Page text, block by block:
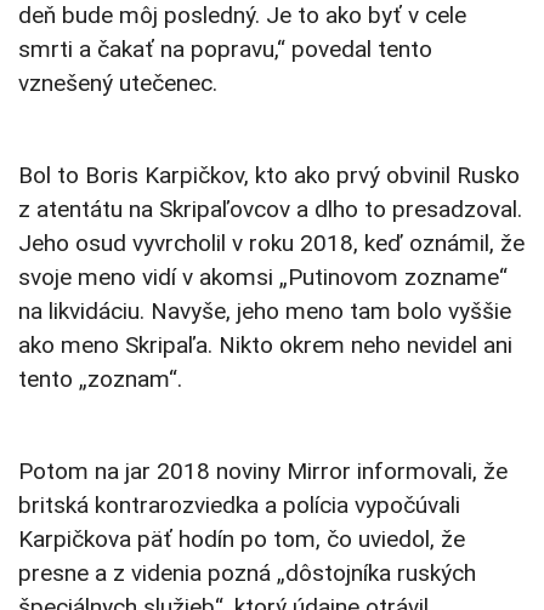
deň bude môj posledný. Je to ako byť v cele
smrti a čakať na popravu,“ povedal tento
vznešený utečenec.
Bol to Boris Karpičkov, kto ako prvý obvinil Rusko
z atentátu na Skripaľovcov a dlho to presadzoval.
Jeho osud vyvrcholil v roku 2018, keď oznámil, že
svoje meno vidí v akomsi „Putinovom zozname“
na likvidáciu. Navyše, jeho meno tam bolo vyššie
ako meno Skripaľa. Nikto okrem neho nevidel ani
tento „zoznam“.
Potom na jar 2018 noviny Mirror informovali, že
britská kontrarozviedka a polícia vypočúvali
Karpičkova päť hodín po tom, čo uviedol, že
presne a z videnia pozná „dôstojníka ruských